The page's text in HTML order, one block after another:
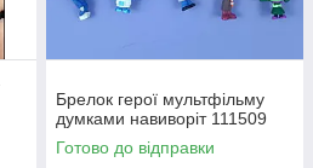
Брелок герої мультфільму
думками навиворіт 111509
Готово до відправки